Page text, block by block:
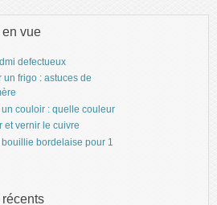
vue
defectueux
un frigo : astuces de
couloir : quelle couleur
et vernir le cuivre
bordelaise pour 1